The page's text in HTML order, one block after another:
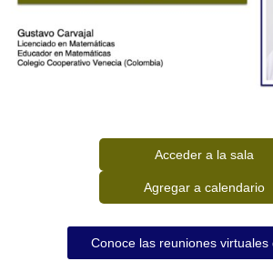
Acceder a la sala
Agregar a calendario
Conoce las reuniones virtuales